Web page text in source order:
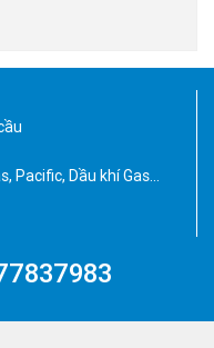
Pacific, Dầu khí Gas…